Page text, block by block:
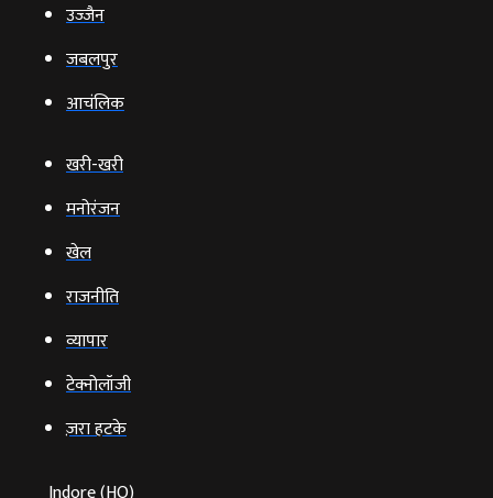
उज्‍जैन
जबलपुर
आचंलिक
खरी-खरी
मनोरंजन
खेल
राजनीति
व्‍यापार
टेक्‍नोलॉजी
ज़रा हटके